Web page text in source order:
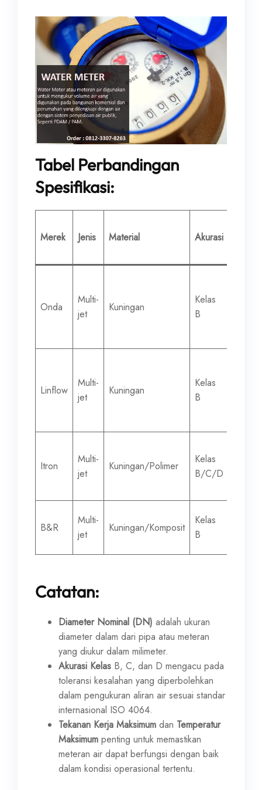
Tabel Perbandingan
Spesifikasi:
Merek Jenis Material Akurasi
Onda
Multi-
jet
Kuningan
Kelas
B
Linflow
Multi-
jet
Kuningan
Kelas
B
Itron
Multi-
jet
Kuningan/Polimer
Kelas
B/C/D
B&R
Multi-
jet
Kuningan/Komposit
Kelas
B
Catatan:
Diameter Nominal (DN) adalah ukuran
diameter dalam dari pipa atau meteran
yang diukur dalam milimeter.
Akurasi Kelas B, C, dan D mengacu pada
toleransi kesalahan yang diperbolehkan
dalam pengukuran aliran air sesuai standar
internasional ISO 4064.
Tekanan Kerja Maksimum dan Temperatur
Maksimum penting untuk memastikan
meteran air dapat berfungsi dengan baik
dalam kondisi operasional tertentu.